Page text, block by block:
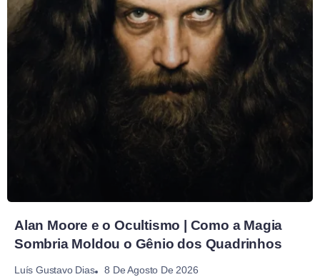
Alan Moore e o Ocultismo | Como a Magia
Sombria Moldou o Gênio dos Quadrinhos
Luís Gustavo Dias 8 De Agosto De 2026